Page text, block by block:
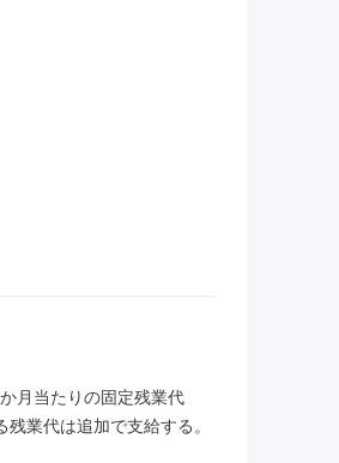
月当たりの固定残業代
業代は追加で支給する。